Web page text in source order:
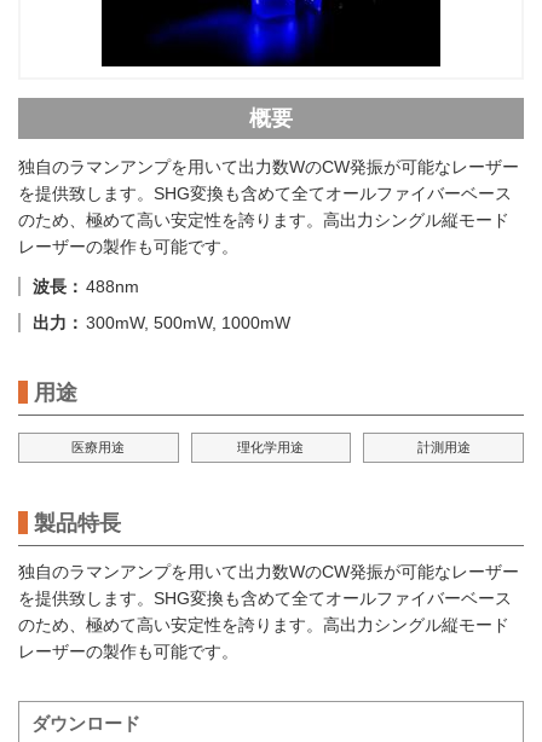
概要
独自のラマンアンプを用いて出力数WのCW発振が可能なレーザー
を提供致します。SHG変換も含めて全てオールファイバーベース
のため、極めて高い安定性を誇ります。高出力シングル縦モード
レーザーの製作も可能です。
波長
488nm
出力
300mW, 500mW, 1000mW
用途
医療用途 理化学用途 計測用途
製品特長
独自のラマンアンプを用いて出力数WのCW発振が可能なレーザー
を提供致します。SHG変換も含めて全てオールファイバーベース
のため、極めて高い安定性を誇ります。高出力シングル縦モード
レーザーの製作も可能です。
ダウンロード